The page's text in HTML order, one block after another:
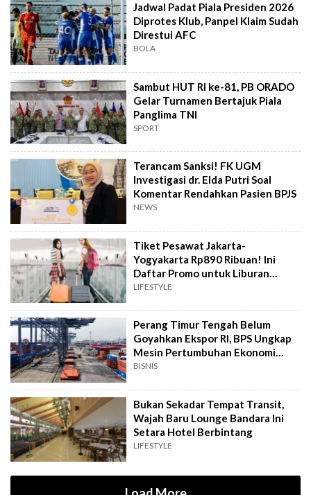
Jadwal Padat Piala Presiden 2026
Diprotes Klub, Panpel Klaim Sudah
Direstui AFC
BOLA
Sambut HUT RI ke-81, PB ORADO
Gelar Turnamen Bertajuk Piala
Panglima TNI
SPORT
Terancam Sanksi! FK UGM
Investigasi dr. Elda Putri Soal
Komentar Rendahkan Pasien BPJS
NEWS
Tiket Pesawat Jakarta-
Yogyakarta Rp890 Ribuan! Ini
Daftar Promo untuk Liburan
Hemat
LIFESTYLE
Perang Timur Tengah Belum
Goyahkan Ekspor RI, BPS Ungkap
Mesin Pertumbuhan Ekonomi
Masih Ngebut
BISNIS
Bukan Sekadar Tempat Transit,
Wajah Baru Lounge Bandara Ini
Setara Hotel Berbintang
LIFESTYLE